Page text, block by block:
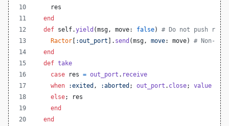
res
end
def self.yield (msg , move: false)
# Do not push
Ractor [ :out_port ] . send (msg , move: move)
# Non-
end
def take
case
res = out_port . receive
when
:exited , :aborted ; out_port . close;
value
else;
res
end
end